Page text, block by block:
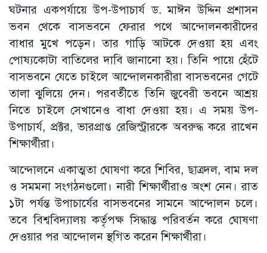
ঘটনার একপর্যায়ে উপ-উপাচার্য ড. মাঈন উদ্দিন প্রশাসন
ভবন থেকে বাসভবনে ফেরার পথে আন্দোলনকারীদের
বাধার মুখে পড়েন। তার গাড়ি আটকে দেওয়া হয় এবং
পোষ্যকোটা বাতিলের দাবি জানানো হয়। তিনি পায়ে হেঁটে
বাসভবনে যেতে চাইলে আন্দোলনকারীরা বাসভবনের গেটে
তালা ঝুলিয়ে দেন। পরবর্তীতে তিনি জুবেরী ভবনে আশ্রয়
নিতে চাইলে সেখানেও বাধা দেওয়া হয়। এ সময় উপ-
উপাচার্য, প্রক্টর, ভারপ্রাপ্ত রেজিস্ট্রারকে অবরুদ্ধ করে রাখেন
শিক্ষার্থীরা।
আন্দোলনে একাত্মতা ঘোষণা করে শিবির, ছাত্রদল, বাম দল
ও সমমনা সংগঠনগুলো। নারী শিক্ষার্থীরাও অংশ নেন। রাত
১টা পর্যন্ত উপাচার্যের বাসভবনের সামনে আন্দোলন চলে।
তবে বিশ্ববিদ্যালয় কর্তৃপক্ষ সিদ্ধান্ত পরিবর্তন করে ঘোষণা
দেওয়ার পর আন্দোলন স্থগিত করেন শিক্ষার্থীরা।